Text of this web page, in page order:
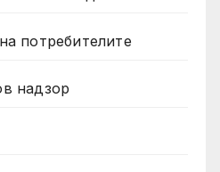
потребителите
надзор